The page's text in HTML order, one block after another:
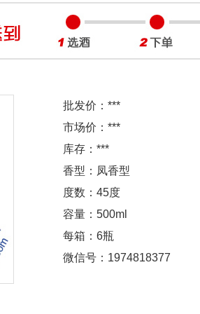
批发价： ***
市场价： ***
库存： ***
香型：凤香型
度数：45度
容量：500ml
每箱：6瓶
微信号：1974818377